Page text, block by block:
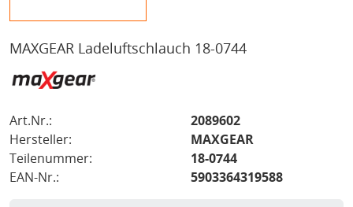
MAXGEAR Ladeluftschlauch 18-0744
Art.Nr.:
2089602
Hersteller:
MAXGEAR
Teilenummer:
18-0744
EAN-Nr.:
5903364319588